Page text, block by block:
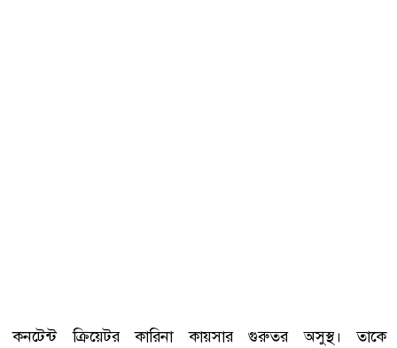
কনটেন্ট ক্রিয়েটর কারিনা কায়সার গুরুতর অসুস্থ। তাকে